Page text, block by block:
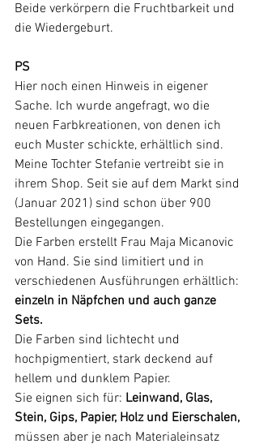
Beide verkörpern die Fruchtbarkeit und
die Wiedergeburt.
PS
Hier noch einen Hinweis in eigener
Sache. Ich wurde angefragt, wo die
neuen Farbkreationen, von denen ich
euch Muster schickte, erhältlich sind.
Meine Tochter Stefanie vertreibt sie in
ihrem Shop. Seit sie auf dem Markt sind
(Januar 2021) sind schon über 900
Bestellungen eingegangen.
Die Farben erstellt Frau Maja Micanovic
von Hand. Sie sind limitiert und in
verschiedenen Ausführungen erhältlich:
einzeln in Näpfchen und auch ganze
Sets.
Die Farben sind lichtecht und
hochpigmentiert, stark deckend auf
hellem und dunklem Papier.
Sie eignen sich für: Leinwand, Glas,
Stein, Gips, Papier, Holz und Eierschalen,
müssen aber je nach Materialeinsatz